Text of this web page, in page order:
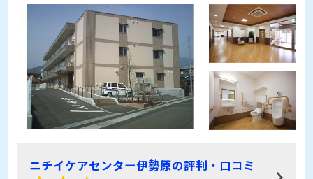
ニチイケアセンター伊勢原の評判・口コミ